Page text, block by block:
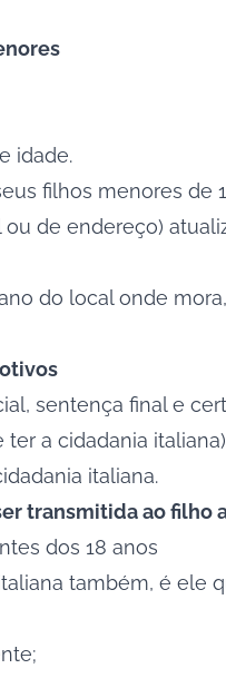
idade.
filhos menores
de endereço)
do local onde
sentença final e
a cidadania
italiana.
transmitida ao filho
dos 18 anos
também, é ele